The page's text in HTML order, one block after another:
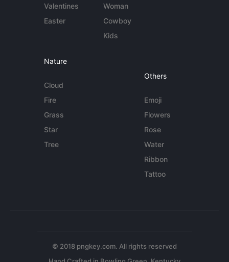
Valentines
Easter
Woman
Cowboy
Kids
Nature
Cloud
Fire
Grass
Star
Tree
Others
Emoji
Flowers
Rose
Water
Ribbon
Tattoo
© 2018 pngkey.com. All rights reserved